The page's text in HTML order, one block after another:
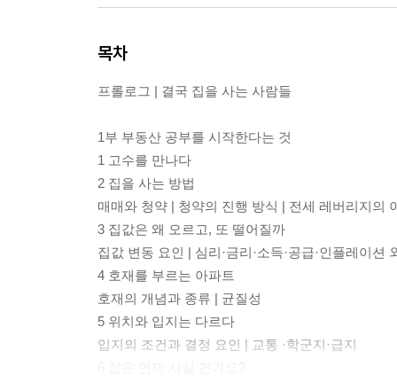
목차
프롤로그 | 결국 집을 사는 사람들
1부 부동산 공부를 시작한다는 것
1 고수를 만나다
2 집을 사는 방법
매매와 청약 | 청약의 진행 방식 | 전세 레버리지의
3 집값은 왜 오르고, 또 떨어질까
집값 변동 요인 | 심리·금리·소득·공급·인플레이션
4 호재를 부르는 아파트
호재의 개념과 종류 | 균질성
5 위치와 입지는 다르다
입지의 조건과 결정 요인 | 교통 ·학군지·급지